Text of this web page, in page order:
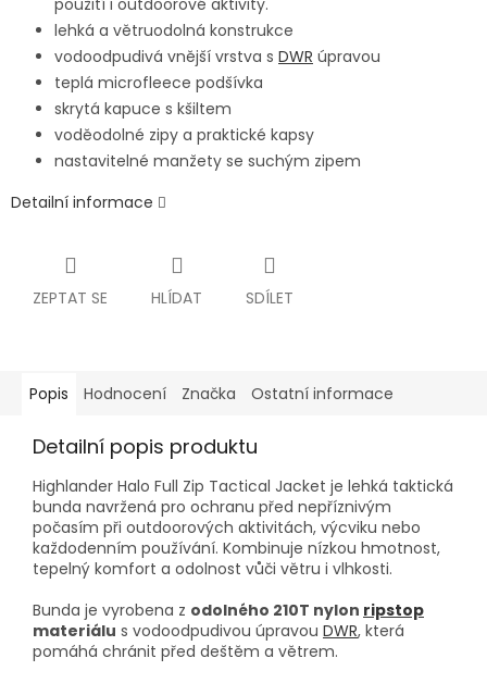
použití i outdoorové aktivity.
lehká a větruodolná konstrukce
vodoodpudivá vnější vrstva s DWR úpravou
teplá microfleece podšívka
skrytá kapuce s kšiltem
voděodolné zipy a praktické kapsy
nastavitelné manžety se suchým zipem
Detailní informace
ZEPTAT SE HLÍDAT SDÍLET
Popis Hodnocení Značka Ostatní informace
Detailní popis produktu
Highlander Halo Full Zip Tactical Jacket je lehká taktická
bunda navržená pro ochranu před nepříznivým
počasím při outdoorových aktivitách, výcviku nebo
každodenním používání. Kombinuje nízkou hmotnost,
tepelný komfort a odolnost vůči větru i vlhkosti.
Bunda je vyrobena z odolného 210T nylon ripstop
materiálu s vodoodpudivou úpravou DWR, která
pomáhá chránit před deštěm a větrem.